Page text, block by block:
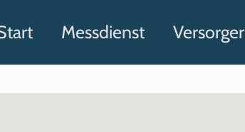
Messdienst Versorger